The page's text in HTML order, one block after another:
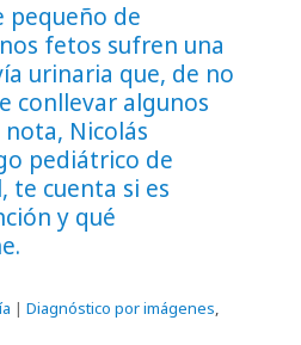
pequeño de
fetos sufren una
urinaria que, de no
conllevar algunos
Nicolás
pediátrico de
te cuenta si es
y qué
| Diagnóstico por imágenes,